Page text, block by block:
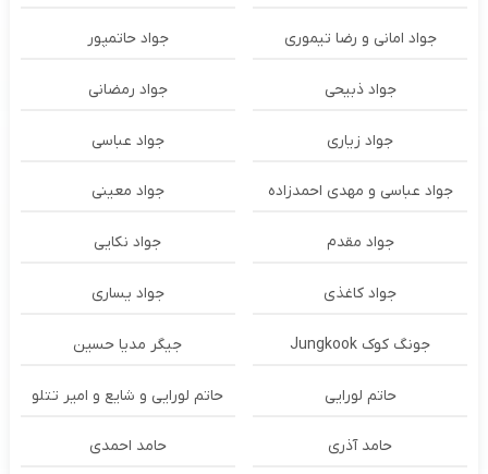
جواد امانی و رضا تیموری جواد حاتمپور
جواد ذبیحی جواد رمضانی
جواد زیاری جواد عباسی
جواد عباسی و مهدی احمدزاده جواد معینی
جواد مقدم جواد نکایی
جواد کاغذی جواد یساری
جونگ کوک Jungkook جیگر مدیا حسین
حاتم لورایی حاتم لورایی و شایع و امیر تتلو
حامد آذری حامد احمدی